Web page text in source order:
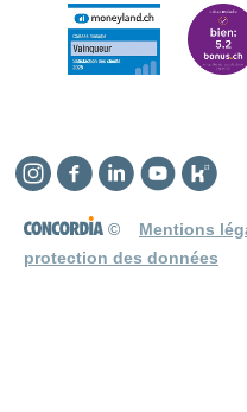
© Mentions
protection des données
Instagram
Facebook
LinkedinYouTube
Kununu